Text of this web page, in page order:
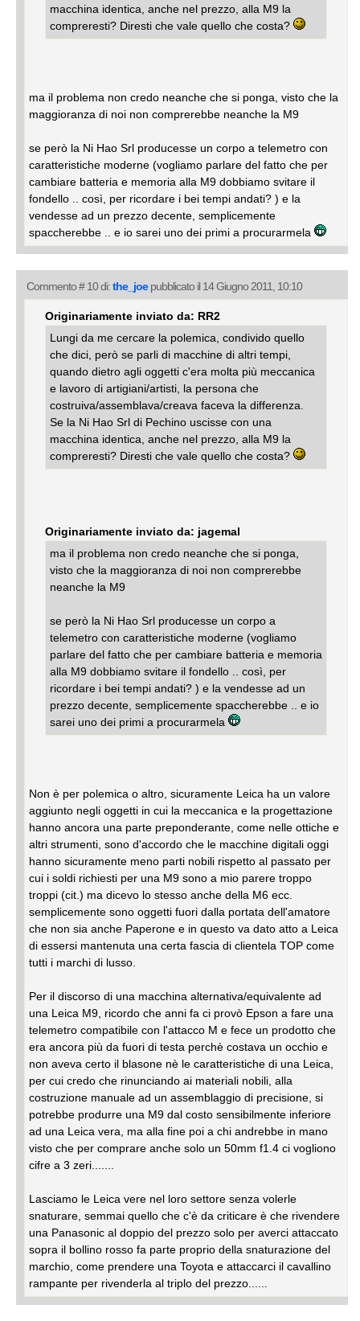
macchina identica, anche nel prezzo, alla M9 la
compreresti? Diresti che vale quello che costa?
ma il problema non credo neanche che si ponga, visto che la
maggioranza di noi non comprerebbe neanche la M9
se però la Ni Hao Srl producesse un corpo a telemetro con
caratteristiche moderne (vogliamo parlare del fatto che per
cambiare batteria e memoria alla M9 dobbiamo svitare il
fondello .. così, per ricordare i bei tempi andati? ) e la
vendesse ad un prezzo decente, semplicemente
spaccherebbe .. e io sarei uno dei primi a procurarmela
Commento # 10 di:the_joepubblicato il 14 Giugno 2011, 10:10
Originariamente inviato da: RR2
Lungi da me cercare la polemica, condivido quello
che dici, però se parli di macchine di altri tempi,
quando dietro agli oggetti c'era molta più meccanica
e lavoro di artigiani/artisti, la persona che
costruiva/assemblava/creava faceva la differenza.
Se la Ni Hao Srl di Pechino uscisse con una
macchina identica, anche nel prezzo, alla M9 la
compreresti? Diresti che vale quello che costa?
Originariamente inviato da: jagemal
ma il problema non credo neanche che si ponga,
visto che la maggioranza di noi non comprerebbe
neanche la M9
se però la Ni Hao Srl producesse un corpo a
telemetro con caratteristiche moderne (vogliamo
parlare del fatto che per cambiare batteria e memoria
alla M9 dobbiamo svitare il fondello .. così, per
ricordare i bei tempi andati? ) e la vendesse ad un
prezzo decente, semplicemente spaccherebbe .. e io
sarei uno dei primi a procurarmela
Non è per polemica o altro, sicuramente Leica ha un valore
aggiunto negli oggetti in cui la meccanica e la progettazione
hanno ancora una parte preponderante, come nelle ottiche e
altri strumenti, sono d'accordo che le macchine digitali oggi
hanno sicuramente meno parti nobili rispetto al passato per
cui i soldi richiesti per una M9 sono a mio parere troppo
troppi (cit.) ma dicevo lo stesso anche della M6 ecc.
semplicemente sono oggetti fuori dalla portata dell'amatore
che non sia anche Paperone e in questo va dato atto a Leica
di essersi mantenuta una certa fascia di clientela TOP come
tutti i marchi di lusso.
Per il discorso di una macchina alternativa/equivalente ad
una Leica M9, ricordo che anni fa ci provò Epson a fare una
telemetro compatibile con l'attacco M e fece un prodotto che
era ancora più da fuori di testa perchè costava un occhio e
non aveva certo il blasone nè le caratteristiche di una Leica,
per cui credo che rinunciando ai materiali nobili, alla
costruzione manuale ad un assemblaggio di precisione, si
potrebbe produrre una M9 dal costo sensibilmente inferiore
ad una Leica vera, ma alla fine poi a chi andrebbe in mano
visto che per comprare anche solo un 50mm f1.4 ci vogliono
cifre a 3 zeri.......
Lasciamo le Leica vere nel loro settore senza volerle
snaturare, semmai quello che c'è da criticare è che rivendere
una Panasonic al doppio del prezzo solo per averci attaccato
sopra il bollino rosso fa parte proprio della snaturazione del
marchio, come prendere una Toyota e attaccarci il cavallino
rampante per rivenderla al triplo del prezzo......